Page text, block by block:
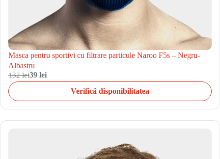
Masca pentru sportivi cu filtrare particule Naroo F5s – Negru-
Albastru
132 lei39 lei
Verifică disponibilitatea